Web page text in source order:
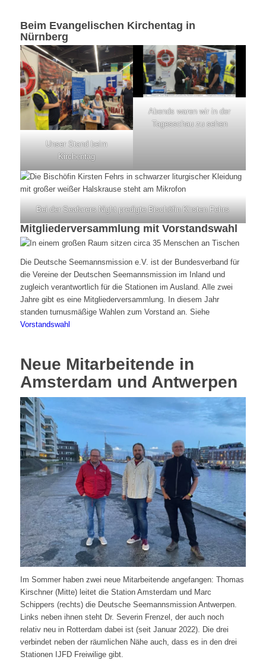
Beim Evangelischen Kirchentag in
Nürnberg
Unser Stand beim
Kirchentag
Abends waren wir in der
Tagesschau zu sehen
Bei der Seafarers Night predigte Bischöfin Kirsten Fehrs
Mitgliederversammlung mit Vorstandswahl
Die Deutsche Seemannsmission e.V. ist der Bundesverband für
die Vereine der Deutschen Seemannsmission im Inland und
zugleich verantwortlich für die Stationen im Ausland. Alle zwei
Jahre gibt es eine Mitgliederversammlung. In diesem Jahr
standen turnusmäßige Wahlen zum Vorstand an. Siehe
Vorstandswahl
Neue Mitarbeitende in
Amsterdam und Antwerpen
Im Sommer haben zwei neue Mitarbeitende angefangen: Thomas
Kirschner (Mitte) leitet die Station Amsterdam und Marc
Schippers (rechts) die Deutsche Seemannsmission Antwerpen.
Links neben ihnen steht Dr. Severin Frenzel, der auch noch
relativ neu in Rotterdam dabei ist (seit Januar 2022). Die drei
verbindet neben der räumlichen Nähe auch, dass es in den drei
Stationen IJFD Freiwilige gibt.